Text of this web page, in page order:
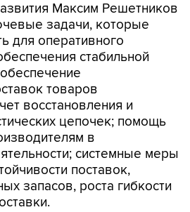
Максим Решетников
задачи, которые
для оперативного
стабильной
товаров
восстановления и
цепочек; помощь
в
системные меры
поставок,
запасов, роста гибкости